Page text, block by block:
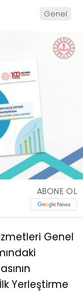
Genel
ABONE OL
Genel
Yerleştirme